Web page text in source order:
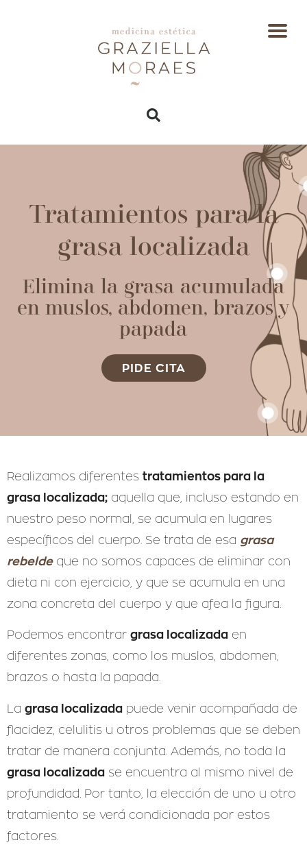
Tratamientos para la
grasa localizada
Elimina la grasa acumulada
en muslos, abdomen, brazos y
papada
PIDE CITA
Realizamos diferentes tratamientos para la
grasa localizada; aquella que, incluso estando en
nuestro peso normal, se acumula en lugares
específicos del cuerpo. Se trata de esa grasa
rebeldeque no somos capaces de eliminar con
dieta ni con ejercicio, y que se acumula en una
zona concreta del cuerpo y que afea la figura.
Podemos encontrar grasa localizada en
diferentes zonas, como los muslos, abdomen,
brazos o hasta la papada.
La grasa localizada puede venir acompañada de
flacidez, celulitis u otros problemas que se deben
tratar de manera conjunta. Además, no toda la
grasa localizada se encuentra al mismo nivel de
profundidad. Por tanto, la elección de uno u otro
tratamiento se verá condicionada por estos
factores.